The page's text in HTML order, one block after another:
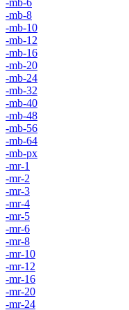
-mb-8
-mb-10
-mb-12
-mb-16
-mb-20
-mb-24
-mb-32
-mb-40
-mb-48
-mb-56
-mb-64
-mb-px
-mr-1
-mr-2
-mr-3
-mr-4
-mr-5
-mr-6
-mr-8
-mr-10
-mr-12
-mr-16
-mr-20
-mr-24